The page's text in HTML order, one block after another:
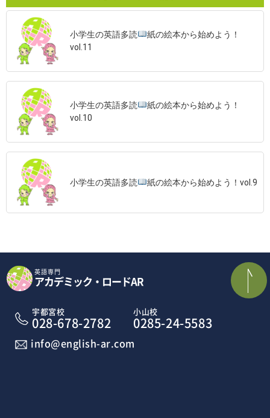
小学生の英語多読
紙の絵本から始めよう！
vol.11
小学生の英語多読
紙の絵本から始めよう！
vol.10
小学生の英語多読 紙の絵本から始めよう！vol.9
英語専門
アカデミック・ロードAR
宇都宮校
028-678-2782
小山校
0285-24-5583
info@english-ar.com